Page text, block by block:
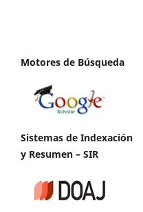
Motores de Búsqueda
Sistemas de Indexación
y Resumen – SIR